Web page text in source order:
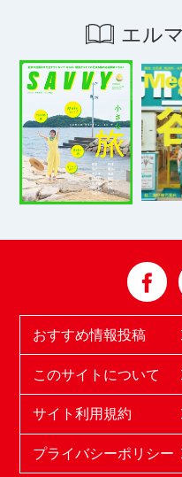
エル
おすすめ情報投稿
このサイトについて
サイト利用規約
プライバシーポリシー